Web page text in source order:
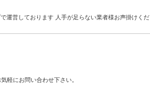
しております 人手が足らない業者様お声掛けくだ
軽にお問い合わせ下さい。